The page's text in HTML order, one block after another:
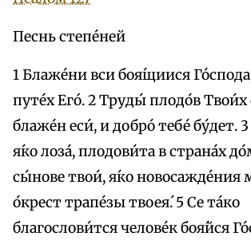
Песнь степе́ней
1 Блаже́ни вси боя́щиися
путе́х Eгó. 2 Труды́ плодо́в Твои́х
блаже́н еси́, и добро́ тебе́ бу́дет.
я́ко лоза́, плодови́та в страна́х
сы́нове твои́, я́ко новосажде́ния
о́крест трапе́зы твоея́. 5 Се та́ко
благослови́тся челове́к боя́йся